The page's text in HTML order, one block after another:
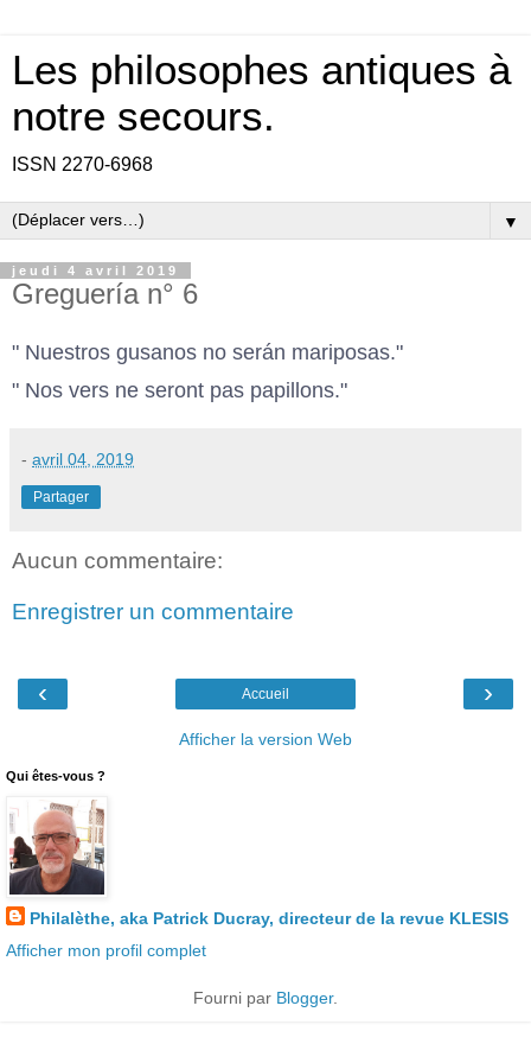
Les philosophes antiques à
notre secours.
ISSN 2270-6968
▼
jeudi 4 avril 2019
Greguería n° 6
" Nuestros gusanos no serán mariposas."
" Nos vers ne seront pas papillons."
- avril 04, 2019
Partager
Aucun commentaire:
Enregistrer un commentaire
‹ ›
Accueil
Afficher la version Web
Qui êtes-vous ?
Philalèthe, aka Patrick Ducray, directeur de la revue KLESIS
Afficher mon profil complet
Fourni par Blogger.